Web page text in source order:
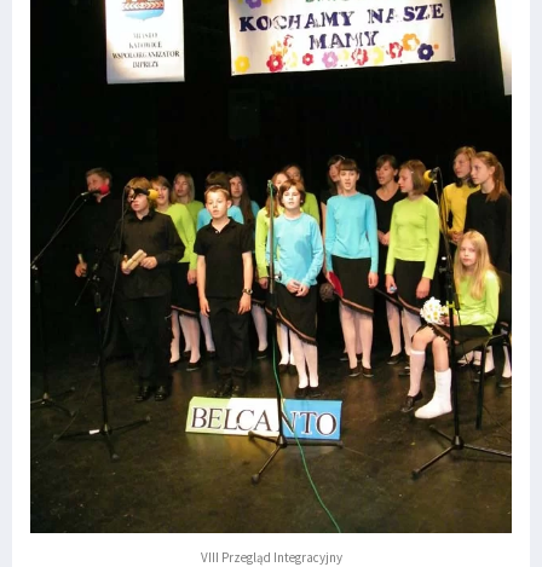
VIII Przegląd Integracyjny